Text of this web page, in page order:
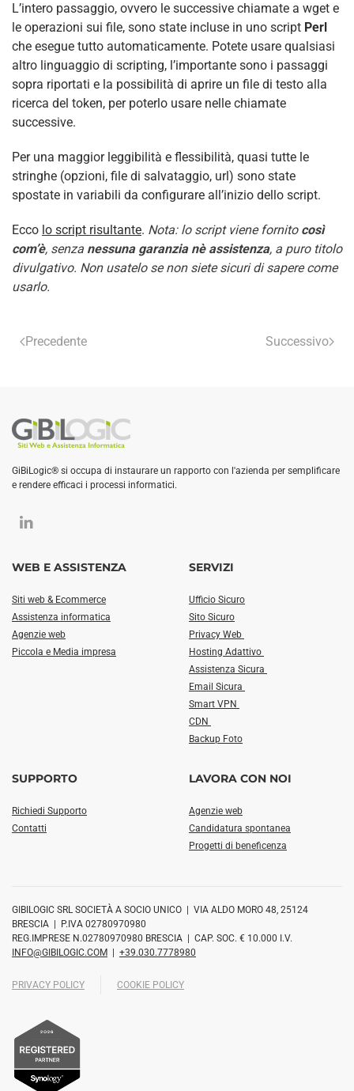
L’intero passaggio, ovvero le successive chiamate a wget e
le operazioni sui file, sono state incluse in uno script Perl
che esegue tutto automaticamente. Potete usare qualsiasi
altro linguaggio di scripting, l’importante sono i passaggi
sopra riportati e la possibilità di aprire un file di testo alla
ricerca del token, per poterlo usare nelle chiamate
successive.
Per una maggior leggibilità e flessibilità, quasi tutte le
stringhe (opzioni, file di salvataggio, url) sono state
spostate in variabili da configurare all’inizio dello script.
Ecco lo script risultante. Nota: lo script viene fornito così
com’è, senza nessuna garanzia nè assistenza, a puro titolo
divulgativo. Non usatelo se non siete sicuri di sapere come
usarlo.
Precedente Successivo
GiBiLogic® si occupa di instaurare un rapporto con l'azienda per semplificare
e rendere efficaci i processi informatici.
WEB E ASSISTENZA
Siti web & Ecommerce
Assistenza informatica
Agenzie web
Piccola e Media impresa
SERVIZI
Ufficio Sicuro
Sito Sicuro
Privacy Web
Hosting Adattivo
Assistenza Sicura
Email Sicura
Smart VPN
CDN
Backup Foto
SUPPORTO
Richiedi Supporto
Contatti
LAVORA CON NOI
Agenzie web
Candidatura spontanea
Progetti di beneficenza
GIBILOGIC SRL SOCIETÀ A SOCIO UNICO | VIA ALDO MORO 48, 25124
BRESCIA | P.IVA 02780970980
REG.IMPRESE N.02780970980 BRESCIA | CAP. SOC. € 10.000 I.V.
INFO@GIBILOGIC.COM
+39.030.7778980
PRIVACY POLICY COOKIE POLICY